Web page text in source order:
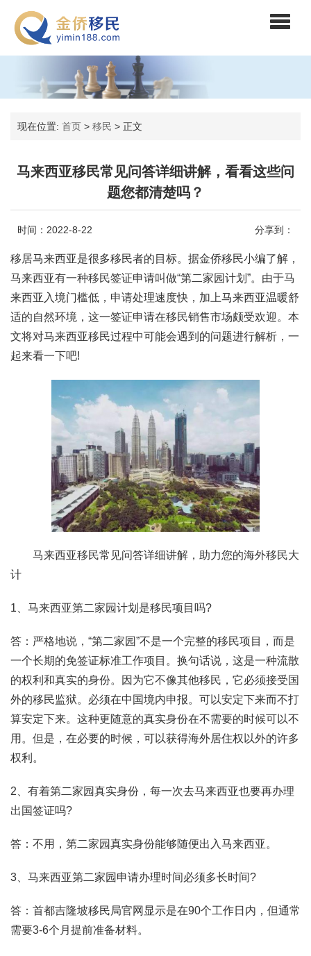
现在位置: 首页 > 移民 > 正文
马来西亚移民常见问答详细讲解，看看这些问
题您都清楚吗？
时间：2022-8-22 分享到：
移居马来西亚是很多移民者的目标。据金侨移民小编了解，
马来西亚有一种移民签证申请叫做“第二家园计划”。由于马
来西亚入境门槛低，申请处理速度快，加上马来西亚温暖舒
适的自然环境，这一签证申请在移民销售市场颇受欢迎。本
文将对马来西亚移民过程中可能会遇到的问题进行解析，一
起来看一下吧!
马来西亚移民常见问答详细讲解，助力您的海外移民大
计
1、马来西亚第二家园计划是移民项目吗?
答：严格地说，“第二家园”不是一个完整的移民项目，而是
一个长期的免签证标准工作项目。换句话说，这是一种流散
的权利和真实的身份。因为它不像其他移民，它必须接受国
外的移民监狱。必须在中国境内申报。可以安定下来而不打
算安定下来。这种更随意的真实身份在不需要的时候可以不
用。但是，在必要的时候，可以获得海外居住权以外的许多
权利。
2、有着第二家园真实身份，每一次去马来西亚也要再办理
出国签证吗?
答：不用，第二家园真实身份能够随便出入马来西亚。
3、马来西亚第二家园申请办理时间必须多长时间?
答：首都吉隆坡移民局官网显示是在90个工作日内，但通常
需要3-6个月提前准备材料。